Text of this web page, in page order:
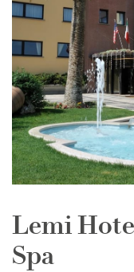
Lemi
Spa